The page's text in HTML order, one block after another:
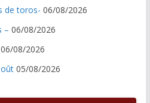
de toros- 06/08/2026
– 06/08/2026
06/08/2026
05/08/2026